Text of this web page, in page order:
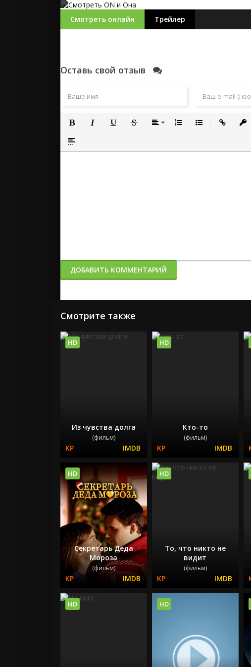
Смотреть онлайн Трейлер
Оставь свой отзыв
Полужирный
Вставка спойлера
ДОБАВИТЬ КОММЕНТАРИЙ
Смотрите также
Из чувства долга
(фильм)
HD
Кто-то
(фильм)
HD
Секретарь Деда
Мороза
(фильм)
HD
То, что никто не
видит
(фильм)
HD
HD HD